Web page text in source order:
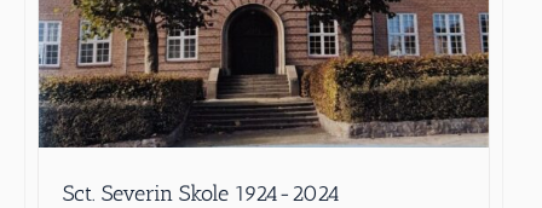
Sct. Severin Skole 1924-2024